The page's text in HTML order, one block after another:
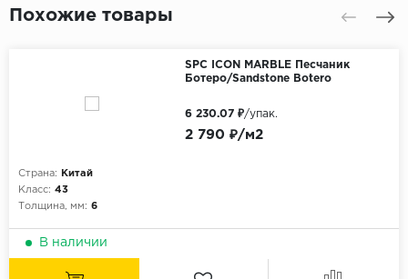
Похожие товары
SPC ICON MARBLE Песчаник
Ботеро/Sandstone Botero
Страна:
Китай
Класс: 43
Толщина, мм: 6
2 790 ₽/м2
6 230.07 ₽/упак.
В наличии